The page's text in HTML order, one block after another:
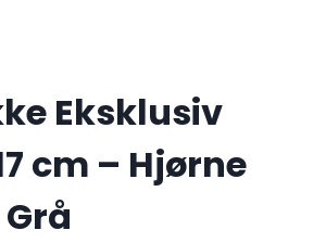
Eksklusiv
cm – Hjørne